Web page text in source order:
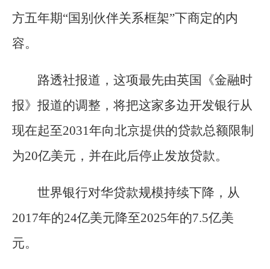
方五年期“国别伙伴关系框架”下商定的内
容。
路透社报道，这项最先由英国《金融时
报》报道的调整，将把这家多边开发银行从
现在起至2031年向北京提供的贷款总额限制
为20亿美元，并在此后停止发放贷款。
世界银行对华贷款规模持续下降，从
2017年的24亿美元降至2025年的7.5亿美
元。